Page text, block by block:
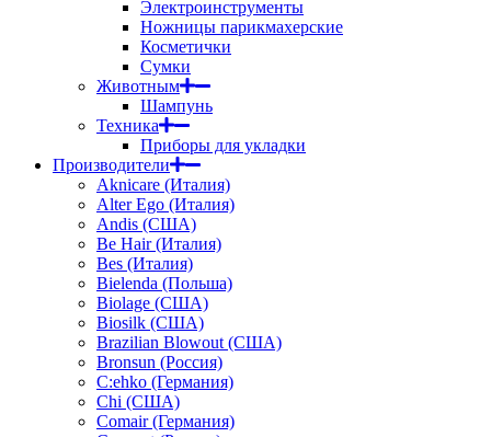
Электроинструменты
Ножницы парикмахерские
Косметички
Сумки
Животным
Шампунь
Техника
Приборы для укладки
Производители
Aknicare (Италия)
Alter Ego (Италия)
Andis (США)
Be Hair (Италия)
Bes (Италия)
Bielenda (Польша)
Biolage (США)
Biosilk (США)
Brazilian Blowout (США)
Bronsun (Россия)
C:ehko (Германия)
Chi (США)
Comair (Германия)